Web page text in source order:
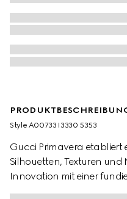
Style ‎A00733 I3330 5353
Gucci Primavera etabliert
Silhouetten, Texturen
Innovation mit einer
Eyewear-Formen werden